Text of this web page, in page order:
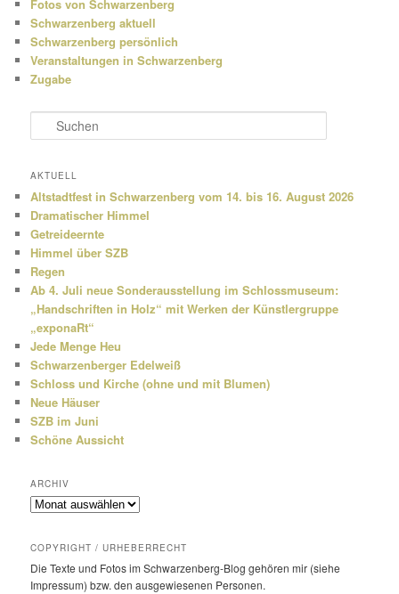
Fotos von Schwarzenberg
Schwarzenberg aktuell
Schwarzenberg persönlich
Veranstaltungen in Schwarzenberg
Zugabe
u
h
n
AKTUELL
Altstadtfest in Schwarzenberg vom 14. bis 16. August 2026
Dramatischer Himmel
Getreideernte
Himmel über SZB
Regen
Ab 4. Juli neue Sonderausstellung im Schlossmuseum:
„Handschriften in Holz“ mit Werken der Künstlergruppe
„exponaRt“
Jede Menge Heu
Schwarzenberger Edelweiß
Schloss und Kirche (ohne und mit Blumen)
Neue Häuser
SZB im Juni
Schöne Aussicht
ARCHIV
Archiv
COPYRIGHT / URHEBERRECHT
Die Texte und Fotos im Schwarzenberg-Blog gehören mir (siehe
Impressum) bzw. den ausge­wie­senen Personen.